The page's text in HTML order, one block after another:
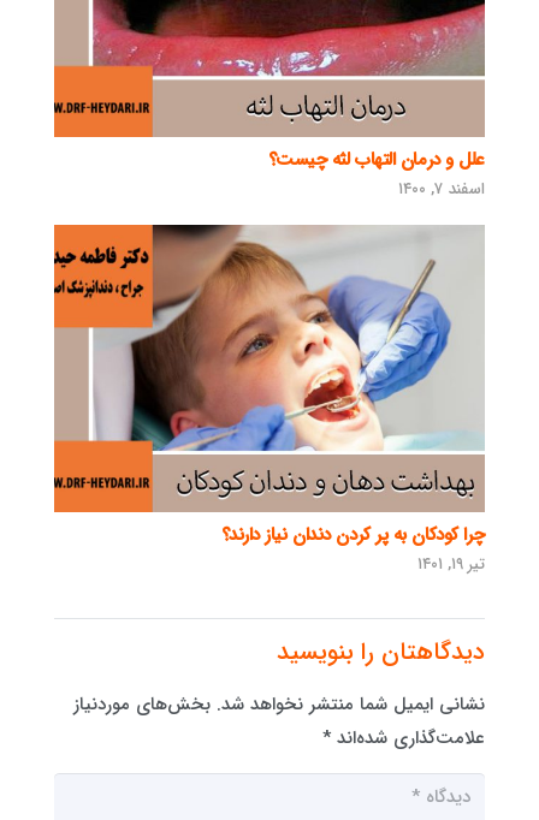
علل و درمان التهاب لثه چیست؟
اسفند ۷, ۱۴۰۰
چرا کودکان به پر کردن دندان نیاز دارند؟
تیر ۱۹, ۱۴۰۱
دیدگاهتان را بنویسید
نشانی ایمیل شما منتشر نخواهد شد. بخش‌های موردنیاز
علامت‌گذاری شده‌اند *